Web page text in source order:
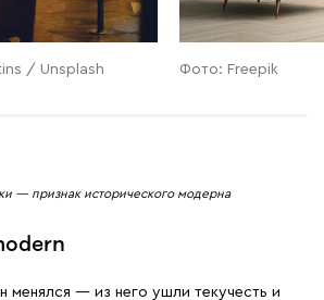
/ Unsplash Фото: Freepik
— признак исторического модерна
менялся — из него ушли текучесть и